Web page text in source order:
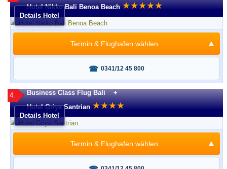
Hotel Nikko Bali Benoa Beach ★★★★★
Details Hotel
0341/12 45 800
Termin & Flughafen wählen
4.
Business Class Flug Bali +
Hotel Griya Santrian ★★★★
Details Hotel
Termin & Flughafen wählen